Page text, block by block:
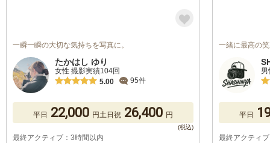
一瞬一瞬の大切な気持ちを写真に。
たかはし ゆり
女性 撮影実績104回
5.00
95件
平日 22,000 円土日祝 26,400 円
最終アクティブ：3時間以内
一緒に最高の
平日
最終アクティ